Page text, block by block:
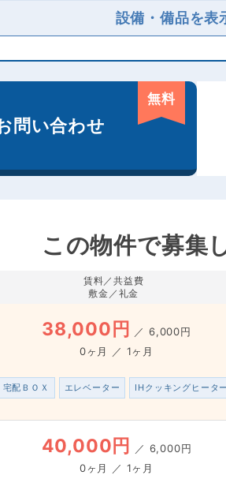
設備・備品を
問い合わせ
無料
この物件で募集
賃料／共益費
敷金／礼金
38,000円 ／6,000円
0ヶ月 ／ 1ヶ月
宅配ＢＯＸ エレベーター IHクッキングヒーター
40,000円 ／ 6,000円
0ヶ月 ／ 1ヶ月